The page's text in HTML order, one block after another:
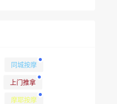
同城按摩
上门推拿
摩耶按摩